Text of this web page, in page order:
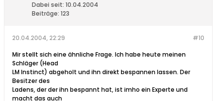
Dabei seit: 10.04.2004
Beiträge: 123
#10
20.04.2004, 22:29
Mir stellt sich eine ähnliche Frage. Ich habe heute meinen
Schläger (Head
LM Instinct) abgeholt und ihn direkt bespannen lassen. Der
Besitzer des
Ladens, der der ihn bespannt hat, ist imho ein Experte und
macht das auch